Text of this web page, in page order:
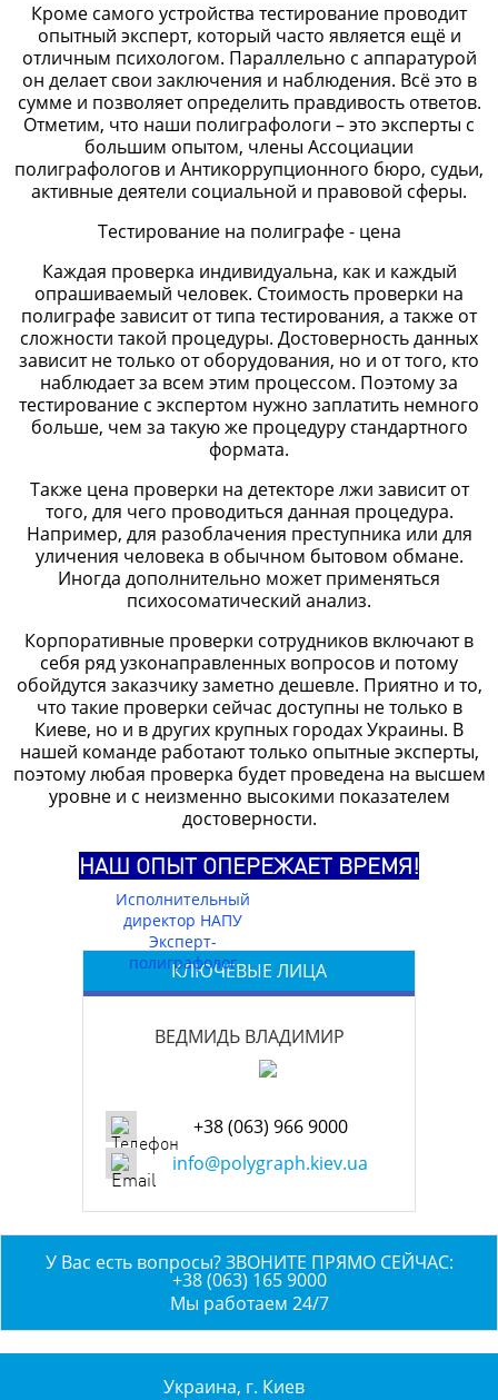
Кроме самого устройства тестирование проводит
опытный эксперт, который часто является ещё и
отличным психологом. Параллельно с аппаратурой
он делает свои заключения и наблюдения. Всё это в
сумме и позволяет определить правдивость ответов.
Отметим, что наши полиграфологи – это эксперты с
большим опытом, члены Ассоциации
полиграфологов и Антикоррупционного бюро, судьи,
активные деятели социальной и правовой сферы.
Тестирование на полиграфе - цена
Каждая проверка индивидуальна, как и каждый
опрашиваемый человек. Стоимость проверки на
полиграфе зависит от типа тестирования, а также от
сложности такой процедуры. Достоверность данных
зависит не только от оборудования, но и от того, кто
наблюдает за всем этим процессом. Поэтому за
тестирование с экспертом нужно заплатить немного
больше, чем за такую же процедуру стандартного
формата.
Также цена проверки на детекторе лжи зависит от
того, для чего проводиться данная процедура.
Например, для разоблачения преступника или для
уличения человека в обычном бытовом обмане.
Иногда дополнительно может применяться
психосоматический анализ.
Корпоративные проверки сотрудников включают в
себя ряд узконаправленных вопросов и потому
обойдутся заказчику заметно дешевле. Приятно и то,
что такие проверки сейчас доступны не только в
Киеве, но и в других крупных городах Украины. В
нашей команде работают только опытные эксперты,
поэтому любая проверка будет проведена на высшем
уровне и с неизменно высокими показателем
достоверности.
НАШ ОПЫТ ОПЕРЕЖАЕТ ВРЕМЯ!
КЛЮЧЕВЫЕ ЛИЦА
ВЕДМИДЬ ВЛАДИМИР
Исполнительный
директор НАПУ
Эксперт-
полиграфолог
+38 (063) 966 9000
info@polygraph.kiev.ua
У Вас есть вопросы? ЗВОНИТЕ ПРЯМО СЕЙЧАС:
+38 (063) 165 9000
Мы работаем 24/7
Украина, г. Киев